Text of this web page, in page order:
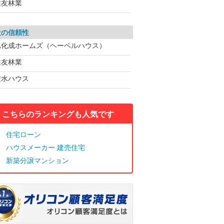
林業
信頼性
成ホームズ（ヘーベルハウス）
林業
ハウス
こちらのランキングも人気です
住宅ローン
ハウスメーカー 建売住宅
新築分譲マンション